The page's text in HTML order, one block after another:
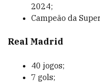
2024;
Campeão da
Real Madrid
40 jogos;
7 gols;